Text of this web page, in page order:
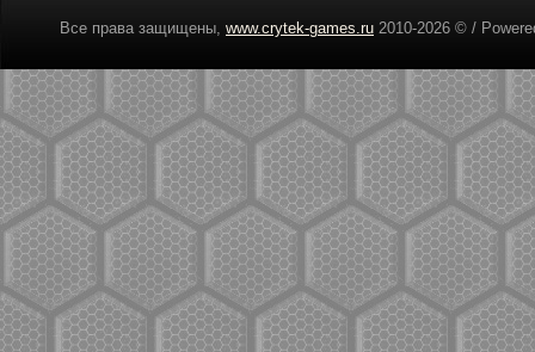
Все права защищены, www.crytek-games.ru 2010-2026 © /